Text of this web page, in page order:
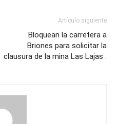
Artículo siguiente
Bloquean la carretera a
Briones para solicitar la
clausura de la mina Las Lajas .